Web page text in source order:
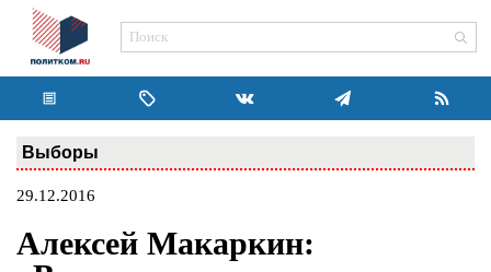
Выборы
29.12.2016
Алексей Макаркин: